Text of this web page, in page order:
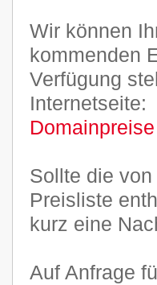
Wir können
kommenden
Verfügung
Internetseite:
Domainpreise
Sollte die
Preisliste
kurz eine
Auf Anfrage